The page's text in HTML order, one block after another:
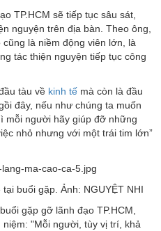
TP.HCM sẽ tiếp tục sâu sát,
nguyện trên địa bàn. Theo ông,
là niềm động viên lớn, là
tác thiện nguyện tiếp tục công
tàu về kinh tế mà còn là đầu
đây, nếu như chúng ta muốn
mỗi người hãy giúp đỡ những
nhỏ nhưng với một trái tim lớn”
buổi gặp. Ảnh: NGUYỆT NHI
gặp gỡ lãnh đạo TP.HCM,
"Mỗi người, tùy vị trí, khả